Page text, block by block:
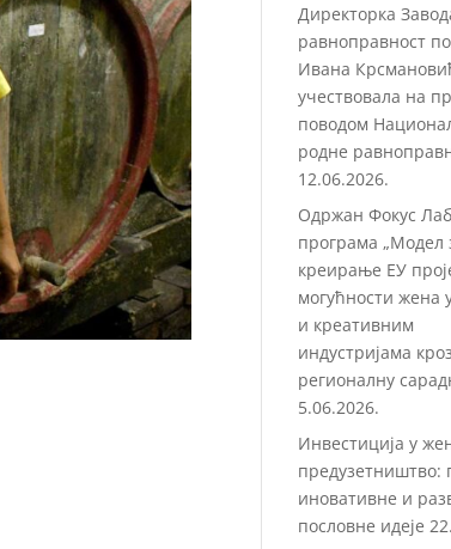
Директорка
равноправност
Ивана
учествовала на
поводом
родне
12.06.2026.
Одржан Фокус
програма „Модел
креирање ЕУ
могућности жена
и креативним
индустријама кроз
регионалну
5.06.2026.
Инвестиција у
предузетништво:
иновативне и
пословне идеје